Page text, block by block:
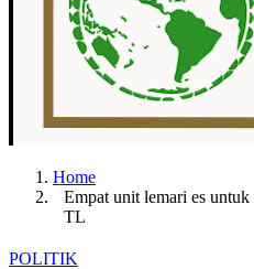
Home
Empat unit lemari es
TL
POLITIK